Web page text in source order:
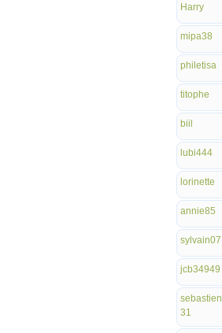
Harry
mipa38
philetisa
titophe
biil
lubi444
lorinette
annie85
sylvain07
jcb34949
sebastien
31